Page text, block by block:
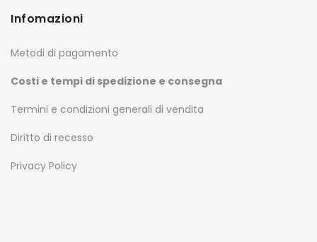
Infomazioni
Metodi di pagamento
Costi e tempi di spedizione e consegna
Termini e condizioni generali di vendita
Diritto di recesso
Privacy Policy